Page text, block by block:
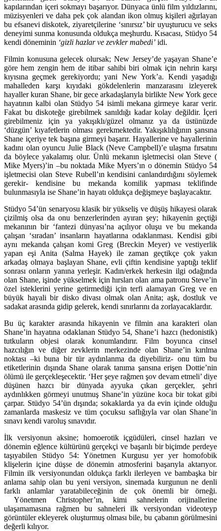
kapılarından içeri sokmayı başarıyor. Dünyaca ünlü film yıldızlarını,
müzisyenleri ve daha pek çok alandan ikon olmuş kişileri ağırlayan
bu efsanevi diskotek, ziyaretçilerine ‘sınırsız’ bir uyuşturucu ve seks
deneyimi sunma konusunda oldukça meşhurdu. Kısacası, Stüdyo 54
kendi döneminin ‘gizli hazlar ve zevkler mabedi’ idi.
Filmin konusuna gelecek olursak; New Jersey’de yaşayan Shane’e
göre hem zengin hem de itibar sahibi biri olmak için nehrin karşı
kıyısına geçmek gerekiyordu; yani New York’a. Kendi yaşadığı
mahalleden karşı kıyıdaki gökdelenlerin manzarasını izleyerek
hayaller kuran Shane, bir gece arkadaşlarıyla birlikte New York gece
hayatının kalbi olan Stüdyo 54 isimli mekana girmeye karar verir.
Fakat bu diskoteğe girebilmek sanıldığı kadar kolay değildir. İçeri
girebilmeniz için ya yakışıklı/güzel olmanız ya da üstünüzde
‘düzgün’ kıyafetlerin olması gerekmektedir. Yakışıklılığının şansına
Shane içeriye tek başına girmeyi başarır. Hayallerine ve hayallerinin
kadını olan oyuncu Julie Black (Neve Campbell)’e ulaşma fırsatını
da böylece yakalamış olur. Ünlü mekanın işletmecisi olan Steve (
Mike Myers)’in –bu noktada Mike Myers’ın o dönemin Stüdyo 54
işletmecisi olan Steve Rubell’ın kendisini canlandırdığını söylemek
gerekir- kendisine bu mekanda komilik yapması teklifinde
bulunmasıyla ise Shane’in hayatı oldukça değişmeye başlayacaktır.
Stüdyo 54’ün senaryosu klasik bir yükseliş ve düşüş hikayesi olarak
çizilmiş olsa da onu benzerlerinden ayıran şey; hikayenin geçtiği
mekanının bir ‘fantezi dünyası’na açılıyor oluşu ve bu mekanda
çalışan ‘sıradan’ insanların hayatlarına odaklanması. Kendisi gibi
aynı mekanda çalışan komi Greg (Breckin Meyer) ve vestiyerlik
yapan eşi Anita (Salma Hayek) ile zaman geçtikçe çok yakın
arkadaş olmaya başlayan Shane, evli çiftin kendisine yaptığı teklif
sonrası onların yanına yerleşir. Kadın/erkek herkesin ilgi odağında
olan Shane, işinde yükselmek için hırsları olan ama patronu Steve’in
özel isteklerini yerine getirmediği için terfi alamayan Greg ve en
büyük hayali bir disko divası olmak olan Anita; aşk, dostluk ve
sadakat arasında gidip gelerek, kendi sınırlarını da zorlayacaklardır.
Bu üç karakter arasında hikayenin ve filmin ana karakteri olan
Shane’in hayatına odaklanan Stüdyo 54, Shane’i hazcı (hedonistik)
tutkuların objesi olarak konumlandırır. Film boyunca cinsel
hazcılığın ve diğer zevklerin merkezinde olan Shane’in kırılma
noktası –ki buna bir tür aydınlanma da diyebiliriz- onu tüm bu
etiketlerinin dışında Shane olarak tanıma şansına erişen Dottie’nin
ölümü ile gerçekleşecektir. ‘Her şeye rağmen şov devam etmeli’ diye
düşünen hazcı bir dünyada ayyuka çıkan gerçekler, şehri
aydınlıkken görmeyi unutmuş Shane’in yüzüne koca bir tokat gibi
çarpar. Stüdyo 54’ün dışında; sokaklarda ya da evin içinde olduğu
zamanlarda maskesiz ve tüm çocuksu saflığıyla var olan Shane’in
sınavı kendi varoluş sınavıdır.
İlk versiyonun aksine; homoerotik içgüdüleri, cinsel hazları ve
dönemin eğlence kültürünü gerçekçi ve başarılı bir biçimde perdeye
taşıyabilen Stüdyo 54: Yönetmen Kurgusu yer yer homofobik
klişelerin içine düşse de dönemin atmosferini başarıyla aktarıyor.
Filmin ilk versiyonundan oldukça farklı ilerleyen ve bambaşka bir
anlama sahip olan bu yeni versiyon, sinemada kurgunun ne denli
farklı anlamlar yaratabileceğinin de çok önemli bir örneği.
Yönetmen Christopher’ın, kimi sahnelerin orijinallerine
ulaşamamasına rağmen bu sahneleri ilk versiyondan videoteyp
görüntüler ekleyerek oluşturmuş olması bile, bu çabanın görülmesini
değerli kılıyor.